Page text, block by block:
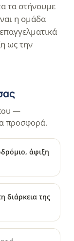
τα στήνουμε
η ομάδα
ως την
—
προσφορά.
άφιξη
διάρκεια της